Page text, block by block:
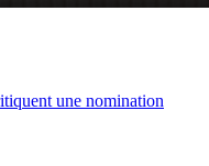
une nomination